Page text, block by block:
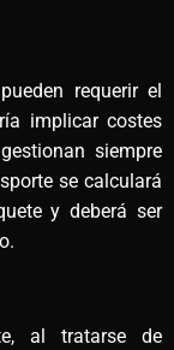
requerir el
implicar costes
siempre
se calculará
y deberá ser
al tratarse de